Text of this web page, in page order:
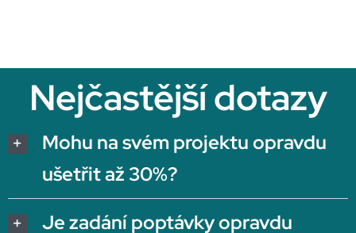
Nejčastější dotazy
Mohu na svém projektu opravdu
ušetřit až 30%?
Je zadání poptávky opravdu